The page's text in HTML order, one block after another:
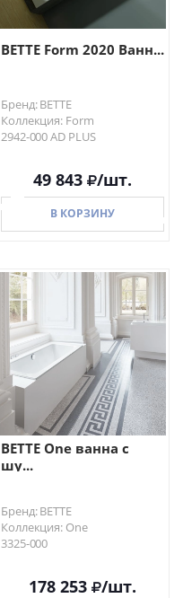
BETTE Form 2020 Ванн...
Бренд: BETTE
Коллекция: Form
2942-000 AD PLUS
49 843 /шт.
В КОРЗИНУ
В КОРЗИНУ
BETTE One ванна с
шу...
Бренд: BETTE
Коллекция: One
3325-000
178 253 /шт.